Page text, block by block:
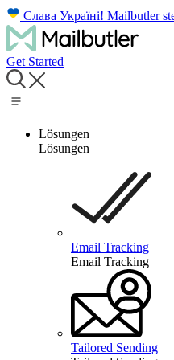
Слава Україні! Mailbutler
Get Started
Lösungen
Lösungen
Email Tracking
Email Tracking
Tailored Sending